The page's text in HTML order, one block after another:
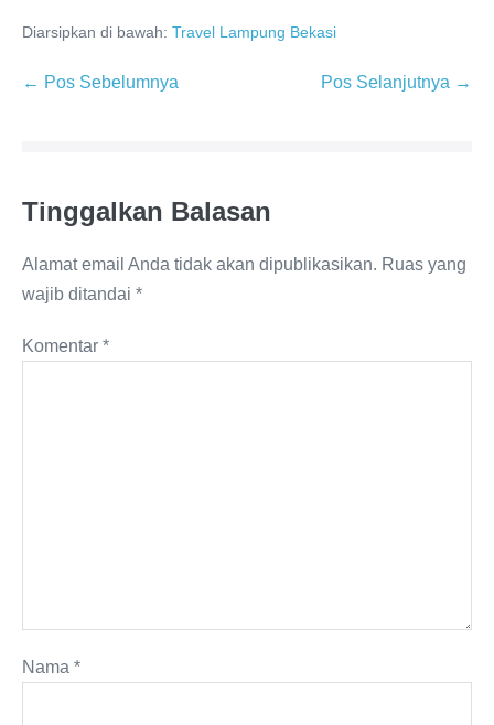
Diarsipkan di bawah: Travel Lampung Bekasi
← Pos Sebelumnya Pos Selanjutnya →
Tinggalkan Balasan
Alamat email Anda tidak akan dipublikasikan. Ruas yang
wajib ditandai *
Komentar *
Nama *